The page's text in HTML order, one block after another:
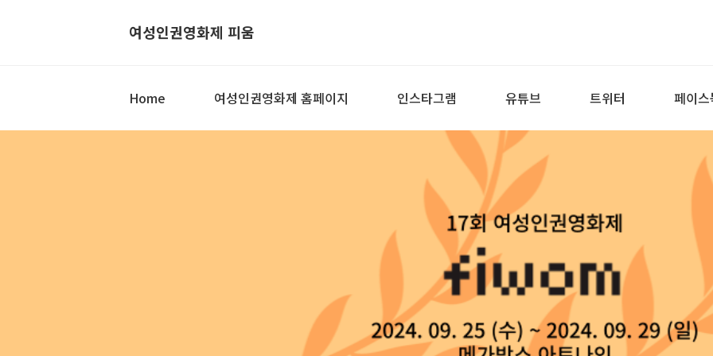
여성인권영화제 피움
Home 여성인권영화제 홈페이지 인스타그램 유튜브 트위터 페이